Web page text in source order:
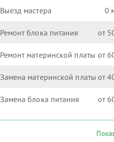
Выезд мастера 0
Ремонт блока питания
Ремонт материнской платы
Замена материнской платы
Замена блока питания